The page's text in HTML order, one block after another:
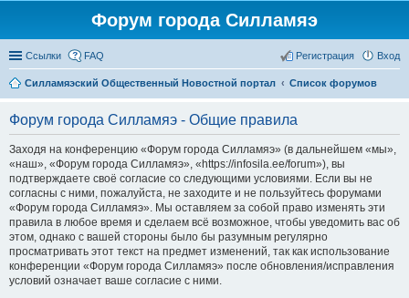
Форум города Силламяэ
Ссылки FAQ Вход
Регистрация
Силламяэский Общественный Новостной портал Список форумов
Форум города Силламяэ - Общие правила
Заходя на конференцию «Форум города Силламяэ» (в дальнейшем «мы»,
«наш», «Форум города Силламяэ», «https://infosila.ee/forum»), вы
подтверждаете своё согласие со следующими условиями. Если вы не
согласны с ними, пожалуйста, не заходите и не пользуйтесь форумами
«Форум города Силламяэ». Мы оставляем за собой право изменять эти
правила в любое время и сделаем всё возможное, чтобы уведомить вас об
этом, однако с вашей стороны было бы разумным регулярно
просматривать этот текст на предмет изменений, так как использование
конференции «Форум города Силламяэ» после обновления/исправления
условий означает ваше согласие с ними.